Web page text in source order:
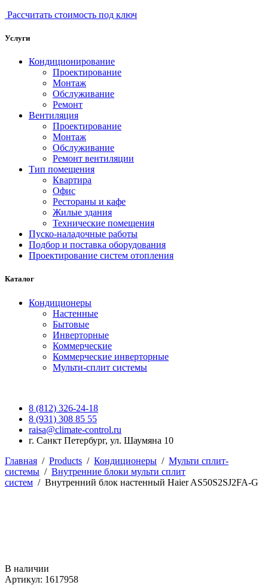
Рассчитать стоимость под ключ
Услуги
Кондиционирование
Проектирование
Монтаж
Обслуживание
Ремонт
Вентиляция
Проектирование
Монтаж
Обслуживание
Ремонт вентиляции
Тип помещения
Квартира
Офис
Рестораны и кафе
Жилые здания
Технические помещения
Пуско-наладочные работы
Подбор и поставка оборудования
Проектирование систем отопления
Каталог
Кондиционеры
Настенные
Бытовые
Инверторные
Коммерческие
Коммерческие инверторные
Мульти-сплит системы
8 (812) 326-24-18
8 (931) 308 85 55
raisa@climate-control.ru
г. Санкт Петербург, ул. Шаумяна 10
Главная / Products / Кондиционеры / Мульти сплит-
системы / Внутренние блоки мульти сплит
систем / Внутренний блок настенный Haier AS50S2SJ2FA-G
В наличии
Артикул: 1617958